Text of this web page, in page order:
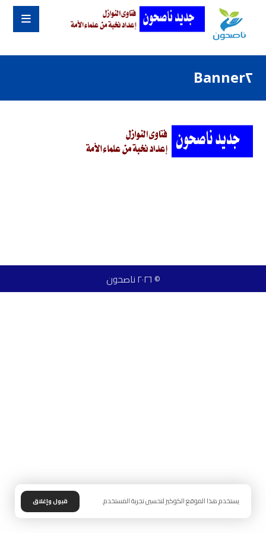
Banner٢
© ٢٠٢٦ ناصحون
يستخدم هذا الموقع الكوكيز لتحسين تجربة المستخدم. قبول وإغلاق